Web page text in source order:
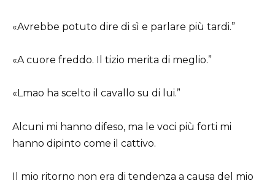
«Avrebbe potuto dire di sì e parlare più tardi.”
«A cuore freddo. Il tizio merita di meglio.”
«Lmao ha scelto il cavallo su di lui.”
Alcuni mi hanno difeso, ma le voci più forti mi
hanno dipinto come il cattivo.
Il mio ritorno non era di tendenza a causa del mio